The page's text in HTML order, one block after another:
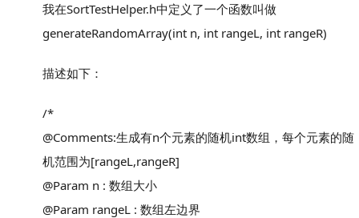
我在SortTestHelper.h中定义了一个函数叫做
generateRandomArray(int n, int rangeL, int rangeR)
描述如下：
/*
@Comments:生成有n个元素的随机int数组，每个元素的随
机范围为[rangeL,rangeR]
@Param n : 数组大小
@Param rangeL : 数组左边界